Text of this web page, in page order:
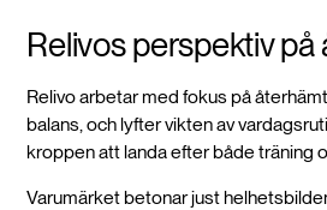
Relivos perspektiv
Relivo arbetar med fokus på
balans, och lyfter vikten av
kroppen att landa efter både träning
Varumärket betonar just